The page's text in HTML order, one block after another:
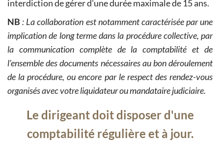
interdiction de gérer d'une durée maximale de 15 ans.
NB : La collaboration est notamment caractérisée par une
implication de long terme dans la procédure collective, par
la communication complète de la comptabilité et de
l'ensemble des documents nécessaires au bon déroulement
de la procédure, ou encore par le respect des rendez-vous
organisés avec votre liquidateur ou mandataire judiciaire.
Le dirigeant doit disposer d'une
comptabilité régulière et à jour.